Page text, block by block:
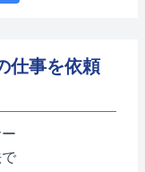
仕事を依頼